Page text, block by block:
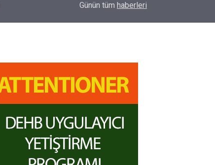
Simon Says Dikkat Programı Nedir?
Günün tüm haberleri